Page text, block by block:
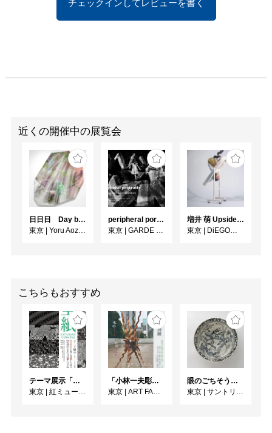
チェックインしてレビューを書く
近くの開催中の展覧会
日日日 Day by Day by Day
東京
Yoru Aozora
peripheral portraits
東京
GARDE GALLERY
増井 萌 Upside-Down
東京
DiEGO表参道
こちらもおすすめ
テーマ展示「型紙 KATAGAMI Collection」
東京
紅ミュージアム
「小林一夫彫刻展 木のイノチ 石のアソビ」
東京
ART FACTORY城南島
眼のごちそう 食器
東京
サントリー美術館